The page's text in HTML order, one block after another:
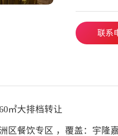
联系
㎡大排档转让
区餐饮专区 ，覆盖：宇隆